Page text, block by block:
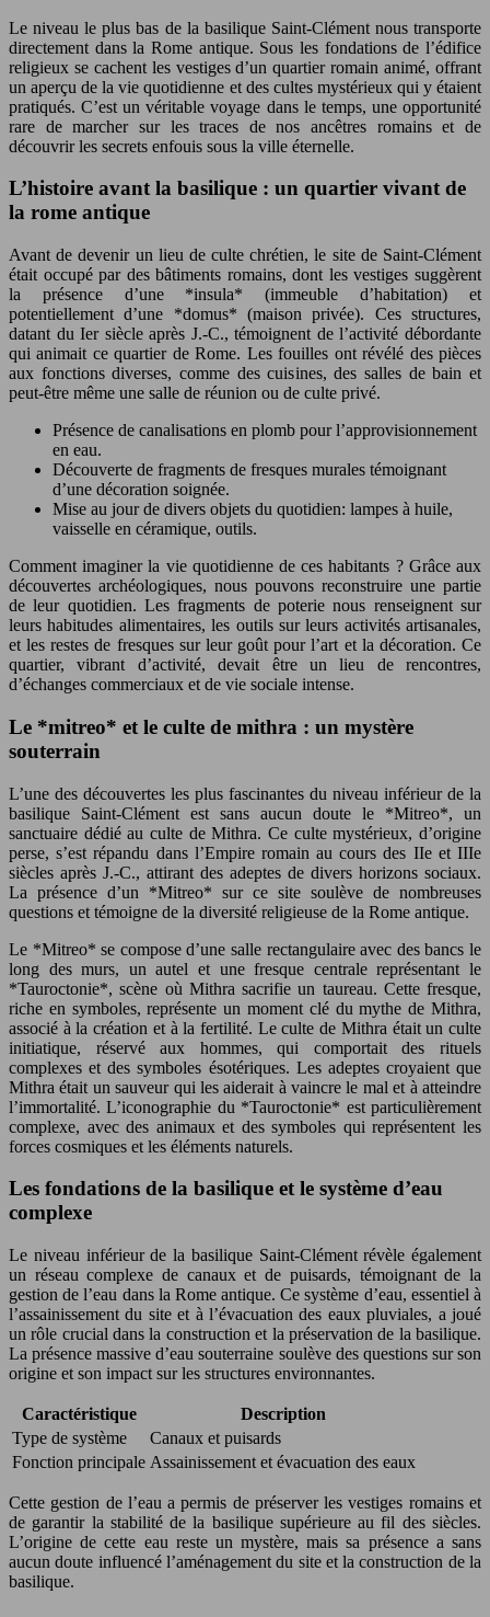
Le niveau le plus bas de la basilique Saint-Clément nous transporte
directement dans la Rome antique. Sous les fondations de l’édifice
religieux se cachent les vestiges d’un quartier romain animé, offrant
un aperçu de la vie quotidienne et des cultes mystérieux qui y étaient
pratiqués. C’est un véritable voyage dans le temps, une opportunité
rare de marcher sur les traces de nos ancêtres romains et de
découvrir les secrets enfouis sous la ville éternelle.
L’histoire avant la basilique : un quartier vivant de
la rome antique
Avant de devenir un lieu de culte chrétien, le site de Saint-Clément
était occupé par des bâtiments romains, dont les vestiges suggèrent
la présence d’une *insula* (immeuble d’habitation) et
potentiellement d’une *domus* (maison privée). Ces structures,
datant du Ier siècle après J.-C., témoignent de l’activité débordante
qui animait ce quartier de Rome. Les fouilles ont révélé des pièces
aux fonctions diverses, comme des cuisines, des salles de bain et
peut-être même une salle de réunion ou de culte privé.
Présence de canalisations en plomb pour l’approvisionnement
en eau.
Découverte de fragments de fresques murales témoignant
d’une décoration soignée.
Mise au jour de divers objets du quotidien: lampes à huile,
vaisselle en céramique, outils.
Comment imaginer la vie quotidienne de ces habitants ? Grâce aux
découvertes archéologiques, nous pouvons reconstruire une partie
de leur quotidien. Les fragments de poterie nous renseignent sur
leurs habitudes alimentaires, les outils sur leurs activités artisanales,
et les restes de fresques sur leur goût pour l’art et la décoration. Ce
quartier, vibrant d’activité, devait être un lieu de rencontres,
d’échanges commerciaux et de vie sociale intense.
Le *mitreo* et le culte de mithra : un mystère
souterrain
L’une des découvertes les plus fascinantes du niveau inférieur de la
basilique Saint-Clément est sans aucun doute le *Mitreo*, un
sanctuaire dédié au culte de Mithra. Ce culte mystérieux, d’origine
perse, s’est répandu dans l’Empire romain au cours des IIe et IIIe
siècles après J.-C., attirant des adeptes de divers horizons sociaux.
La présence d’un *Mitreo* sur ce site soulève de nombreuses
questions et témoigne de la diversité religieuse de la Rome antique.
Le *Mitreo* se compose d’une salle rectangulaire avec des bancs le
long des murs, un autel et une fresque centrale représentant le
*Tauroctonie*, scène où Mithra sacrifie un taureau. Cette fresque,
riche en symboles, représente un moment clé du mythe de Mithra,
associé à la création et à la fertilité. Le culte de Mithra était un culte
initiatique, réservé aux hommes, qui comportait des rituels
complexes et des symboles ésotériques. Les adeptes croyaient que
Mithra était un sauveur qui les aiderait à vaincre le mal et à atteindre
l’immortalité. L’iconographie du *Tauroctonie* est particulièrement
complexe, avec des animaux et des symboles qui représentent les
forces cosmiques et les éléments naturels.
Les fondations de la basilique et le système d’eau
complexe
Le niveau inférieur de la basilique Saint-Clément révèle également
un réseau complexe de canaux et de puisards, témoignant de la
gestion de l’eau dans la Rome antique. Ce système d’eau, essentiel à
l’assainissement du site et à l’évacuation des eaux pluviales, a joué
un rôle crucial dans la construction et la préservation de la basilique.
La présence massive d’eau souterraine soulève des questions sur son
origine et son impact sur les structures environnantes.
Caractéristique
Description
Type de système
Canaux et puisards
Fonction principale Assainissement et évacuation des eaux
Cette gestion de l’eau a permis de préserver les vestiges romains et
de garantir la stabilité de la basilique supérieure au fil des siècles.
L’origine de cette eau reste un mystère, mais sa présence a sans
aucun doute influencé l’aménagement du site et la construction de la
basilique.